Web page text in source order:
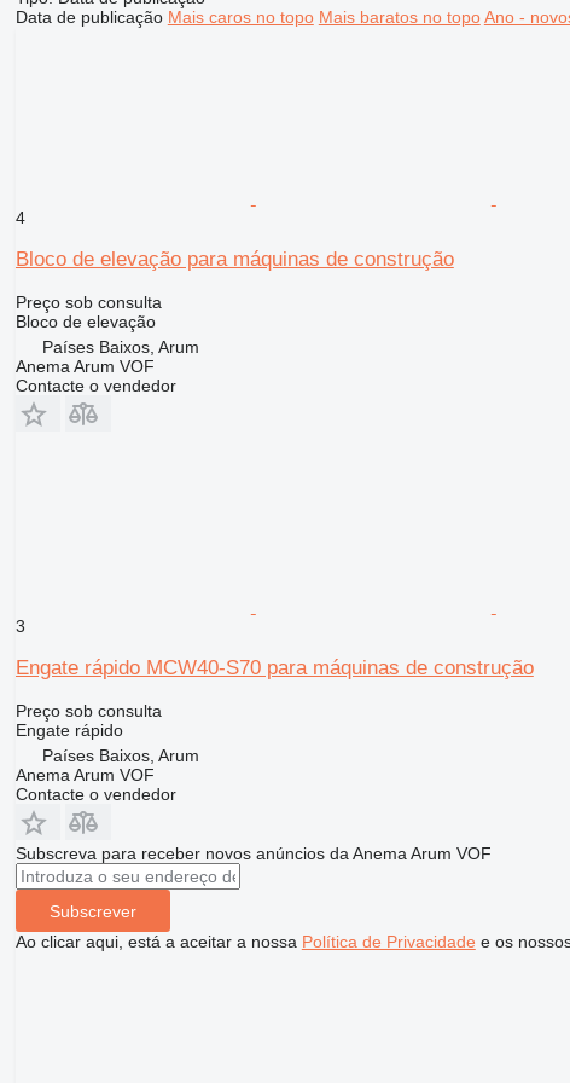
Data de publicação Mais caros no topo Mais baratos no topo Ano -
4
Bloco de elevação para máquinas de construção
Preço sob consulta
Bloco de elevação
Países Baixos, Arum
Anema Arum VOF
Contacte o vendedor
3
Engate rápido MCW40-S70 para máquinas de construção
Preço sob consulta
Engate rápido
Países Baixos, Arum
Anema Arum VOF
Contacte o vendedor
Subscreva para receber novos anúncios da Anema Arum VOF
Subscrever
Ao clicar aqui, está a aceitar a nossa Política de Privacidade e os